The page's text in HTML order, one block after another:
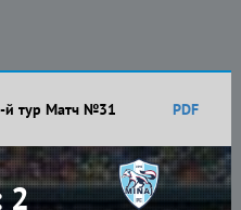
й тур Матч №31 PDF
2